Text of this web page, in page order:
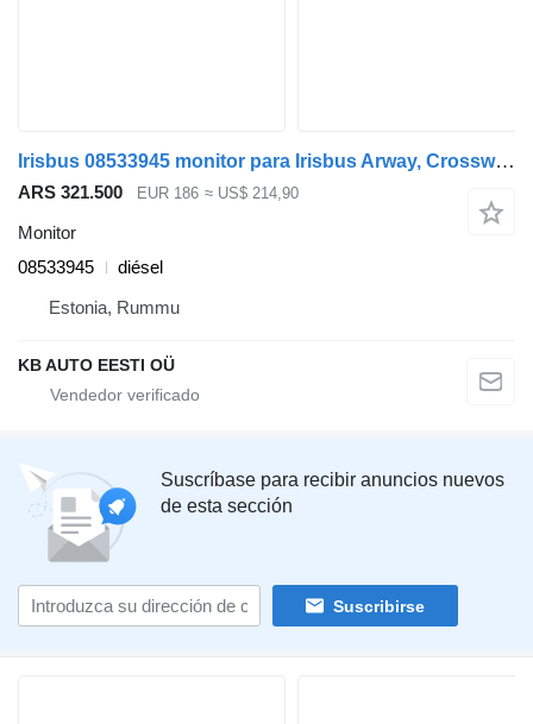
Irisbus 08533945 monitor para Irisbus Arway, Crossway, Crealis, Magelys, Proway, Daily Tourys (2006-) autobús
ARS 321.500 EUR 186 ≈ US$ 214,90
Monitor
08533945
diésel
Estonia, Rummu
KB AUTO EESTI OÜ
Suscríbase para recibir anuncios nuevos
de esta sección
Suscribirse